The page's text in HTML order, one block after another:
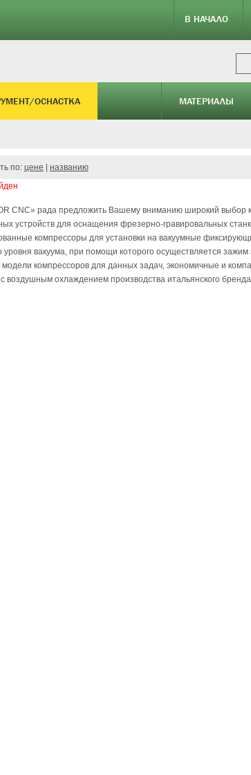
В НАЧАЛО
ОСНАСТКА МАТЕРИАЛЫ
по: цене
названию
CNC» рада предложить Вашему вниманию широкий выбор
устройств для оснащения фрезерно-гравировальных
компрессоры для установки на вакуумные
уровня вакуума, при помощи которого осуществляется
модели компрессоров для данных задач, экономичные и
воздушным охлаждением производства итальянского